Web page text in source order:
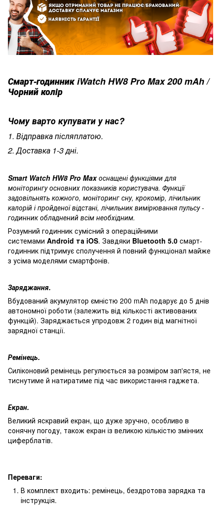
Смарт-годинник iWatch HW8 Pro Max 200 mAh /
Чорний колір
Чому варто купувати у нас?
1. Відправка післяплатою.
2. Доставка 1-3 дні.
Smart Watch HW8 Pro Maxоснащені функціями для
моніторингу основних показників користувача. Функції
задовільнять кожного, моніторинг сну, крокомір, лічильник
калорій і пройденої відстані, лічильник вимірювання пульсу -
годинник обладнений всім необхідним.
Розумний годинник сумісний з операційними
системами Android та iOS. Завдяки Bluetooth 5.0 смарт-
годинник підтримує сполучення й повний функціонал майже
з усіма моделями смартфонів.
Заряджання.
Вбудований акумулятор ємністю 200 mAh подарує до 5 днів
автономної роботи (залежить від кількості активованих
функцій). Заряджається упродовж 2 годин від магнітної
зарядної станції.
Ремінець.
Силіконовий ремінець регулюється за розміром зап'ястя, не
тиснутиме й натиратиме під час використання гаджета.
Екран.
Великий яскравий екран, що дуже зручно, особливо в
сонячну погоду, також екран із великою кількістю змінних
циферблатів.
Переваги:
В комплект входить: ремінець, бездротова зарядка та
інструкція.